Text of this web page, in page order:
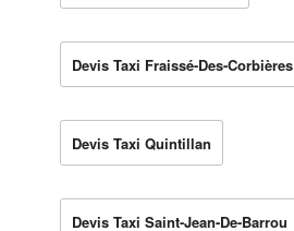
Devis Taxi Fraissé-Des-Corbières
Devis Taxi Quintillan
Devis Taxi Saint-Jean-De-Barrou